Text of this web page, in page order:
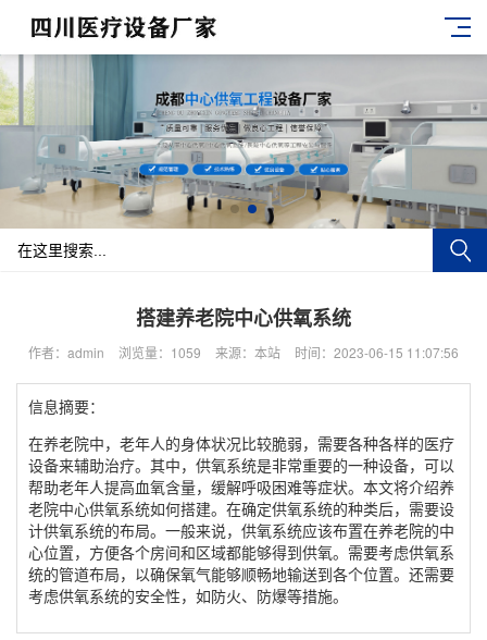
搭建养老院中心供氧系统
作者：admin 浏览量：1059 来源：本站 时间：2023-06-15 11:07:56
信息摘要：
在养老院中，老年人的身体状况比较脆弱，需要各种各样的医疗
设备来辅助治疗。其中，供氧系统是非常重要的一种设备，可以
帮助老年人提高血氧含量，缓解呼吸困难等症状。本文将介绍养
老院中心供氧系统如何搭建。在确定供氧系统的种类后，需要设
计供氧系统的布局。一般来说，供氧系统应该布置在养老院的中
心位置，方便各个房间和区域都能够得到供氧。需要考虑供氧系
统的管道布局，以确保氧气能够顺畅地输送到各个位置。还需要
考虑供氧系统的安全性，如防火、防爆等措施。